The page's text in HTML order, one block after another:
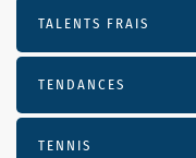
TALENTS FRAIS
TENDANCES
TENNIS